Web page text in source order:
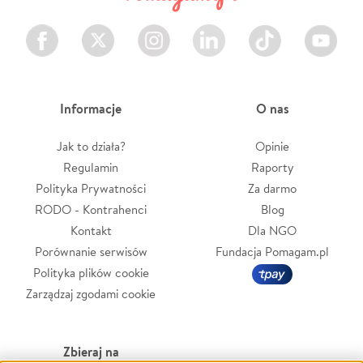
Facebook Twitter Instagram LinkedIn TikTok Youtube
Informacje
Jak to działa?
Regulamin
Polityka Prywatności
RODO - Kontrahenci
Kontakt
Porównanie serwisów
Polityka plików cookie
Zarządzaj zgodami cookie
O nas
Opinie
Raporty
Za darmo
Blog
Dla NGO
Fundacja Pomagam.pl
Zbieraj na